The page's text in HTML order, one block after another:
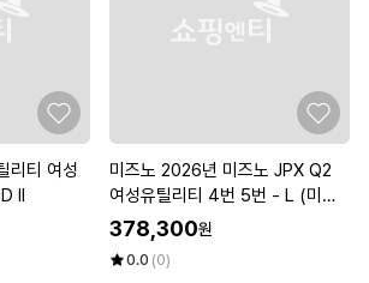
리티 여성
II
미즈노 2026년 미즈노 JPX Q2
여성유틸리티 4번 5번 - L (미즈
노코리아)
378,300원
0.0 (0)